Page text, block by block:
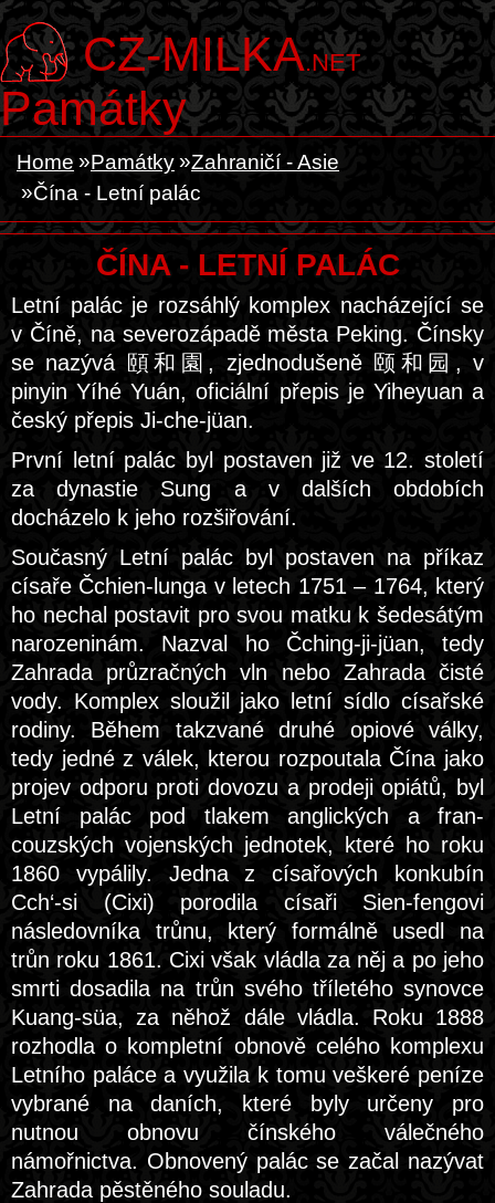
CZ-MILKA.NET
Památky
Home Památky
Zahraničí - Asie
Čína - Letní palác
ČÍNA - LETNÍ PALÁC
Letní palác je rozsáhlý komplex nacházející se
v Číně, na severozápadě města Peking. Čínsky
se nazývá 頤和園, zjednodušeně 颐和园, v
pinyin Yíhé Yuán, oficiální přepis je Yiheyuan a
český přepis Ji-che-jüan.
První letní palác byl postaven již ve 12. století
za dynastie Sung a v dalších obdobích
docházelo k jeho rozšiřování.
Současný Letní palác byl postaven na příkaz
císaře Čchien-lunga v letech 1751 – 1764, který
ho nechal postavit pro svou matku k šedesátým
narozeninám. Nazval ho Čching-ji-jüan, tedy
Zahrada průzračných vln nebo Zahrada čisté
vody. Komplex sloužil jako letní sídlo císařské
rodiny. Během takzvané druhé opiové války,
tedy jedné z válek, kterou rozpoutala Čína jako
projev odporu proti dovozu a prodeji opiátů, byl
Letní palác pod tlakem anglických a fran-
couzských vojenských jednotek, které ho roku
1860 vypálily. Jedna z císařových konkubín
Cch‘-si (Cixi) porodila císaři Sien-fengovi
následovníka trůnu, který formálně usedl na
trůn roku 1861. Cixi však vládla za něj a po jeho
smrti dosadila na trůn svého tříletého synovce
Kuang-süa, za něhož dále vládla. Roku 1888
rozhodla o kompletní obnově celého komplexu
Letního paláce a využila k tomu veškeré peníze
vybrané na daních, které byly určeny pro
nutnou obnovu čínského válečného
námořnictva. Obnovený palác se začal nazývat
Zahrada pěstěného souladu.